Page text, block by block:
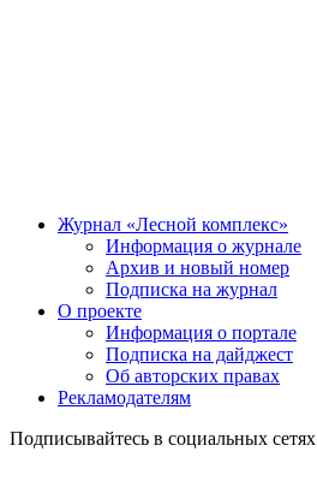
Журнал «Лесной комплекс»
Информация о журнале
Архив и новый номер
Подписка на журнал
О проекте
Информация о портале
Подписка на дайджест
Об авторских правах
Рекламодателям
Подписывайтесь в социальных сетях